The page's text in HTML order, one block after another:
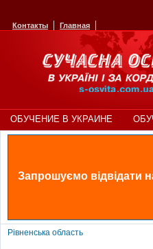
Контакты Главная
ОБУЧЕНИЕ В УКРАИНЕ
Запрошуємо відвідати
Рівненська область